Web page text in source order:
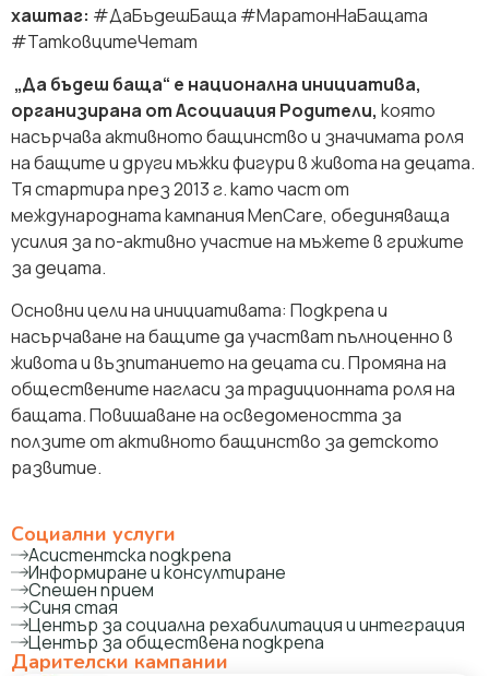
хаштаг: #ДаБъдешБаща #МаратонНаБащата
#ТатковцитеЧетат
„Да бъдеш баща“ е национална инициатива,
организирана от Асоциация Родители, която
насърчава активното бащинство и значимата роля
на бащите и други мъжки фигури в живота на децата.
Тя стартира през 2013 г. като част от
международната кампания MenCare, обединяваща
усилия за по-активно участие на мъжете в грижите
за децата.
Основни цели на инициативата: Подкрепа и
насърчаване на бащите да участват пълноценно в
живота и възпитанието на децата си. Промяна на
обществените нагласи за традиционната роля на
бащата. Повишаване на осведомеността за
ползите от активното бащинство за детското
развитие.
Социални услуги
Асистентска подкрепа
Информиране и консултиране
Спешен прием
Синя стая
Център за социална рехабилитация и интеграция
Център за обществена подкрепа
Дарителски кампании